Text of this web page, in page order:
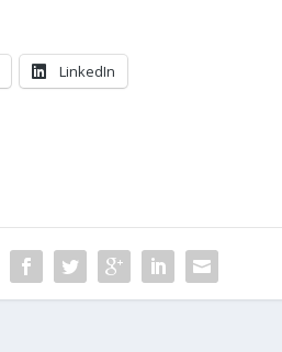
LinkedIn